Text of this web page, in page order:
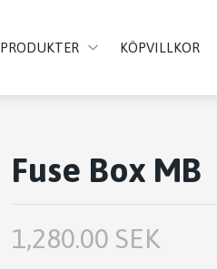
PRODUKTER KÖPVILLKOR
Fuse Box MB
1,280.00 SEK